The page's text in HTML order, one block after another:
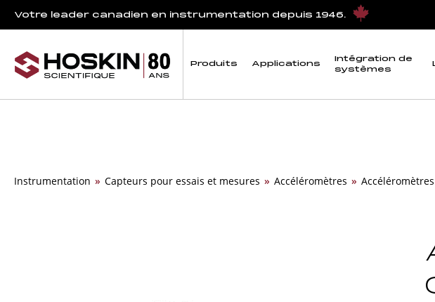
Votre leader canadien en instrumentation depuis 1946.
Produits Applications
Intégration de
systèmes
Instrumentation » Capteurs pour essais et mesures » Accéléromètres »